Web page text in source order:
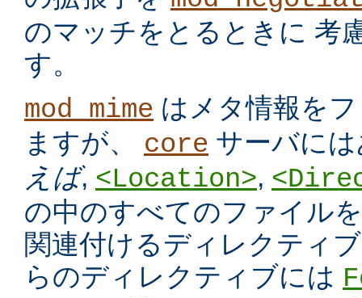
のマッチをとるときに 考
す。
mod_mime はメタ情報を
ますが、 core サーバに
えば, <Location>,
の中のすべてのファイル
関連付けるディレクティ
らのディレクティブには